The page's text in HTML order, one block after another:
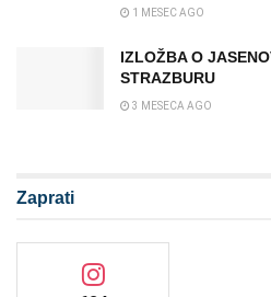
1 MESEC AGO
IZLOŽBA O
STRAZBURU
3 MESECA AGO
Zaprati